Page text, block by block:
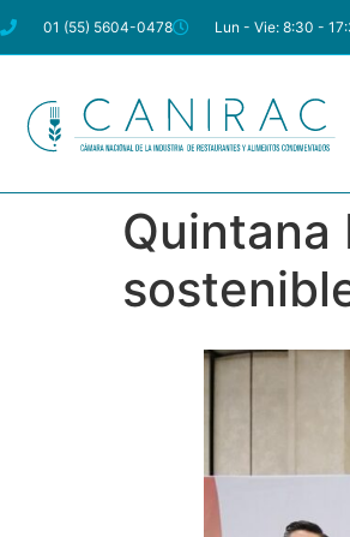
01 (55) 5604-0478 Lun - Vie: 8:30 -
Quintana